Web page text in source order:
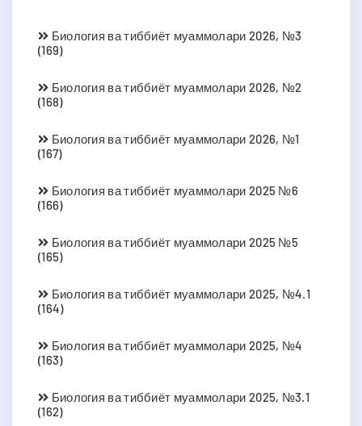
Биология ва тиббиёт муаммолари 2026, №3
(169)
Биология ва тиббиёт муаммолари 2026, №2
(168)
Биология ва тиббиёт муаммолари 2026, №1
(167)
Биология ва тиббиёт муаммолари 2025 №6
(166)
Биология ва тиббиёт муаммолари 2025 №5
(165)
Биология ва тиббиёт муаммолари 2025, №4.1
(164)
Биология ва тиббиёт муаммолари 2025, №4
(163)
Биология ва тиббиёт муаммолари 2025, №3.1
(162)